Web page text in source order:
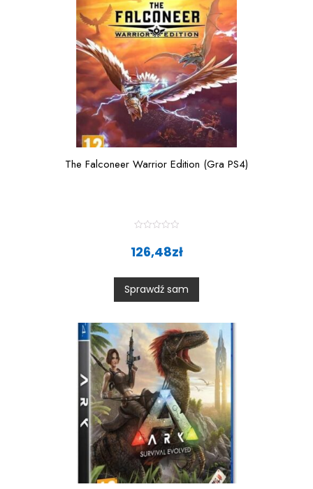
The Falconeer Warrior Edition (Gra PS4)
0
o
u
t
5
126,48zł
Sprawdź sam